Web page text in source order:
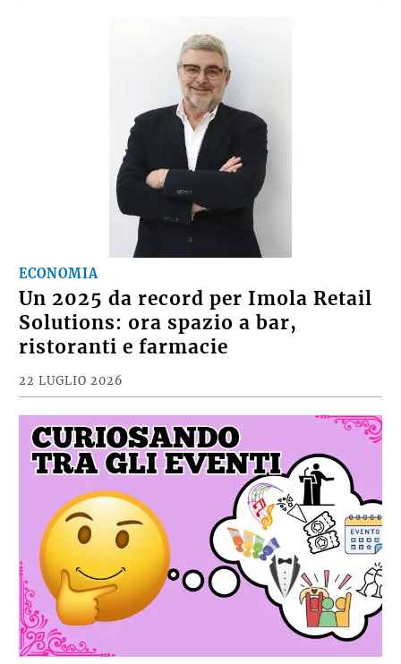
ECONOMIA
Un 2025 da record per Imola Retail
Solutions: ora spazio a bar,
ristoranti e farmacie
22 LUGLIO 2026